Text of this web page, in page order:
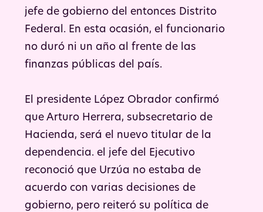
jefe de gobierno del entonces Distrito
Federal. En esta ocasión, el funcionario
no duró ni un año al frente de las
finanzas públicas del país.
El presidente López Obrador confirmó
que Arturo Herrera, subsecretario de
Hacienda, será el nuevo titular de la
dependencia. el jefe del Ejecutivo
reconoció que Urzúa no estaba de
acuerdo con varias decisiones de
gobierno, pero reiteró su política de